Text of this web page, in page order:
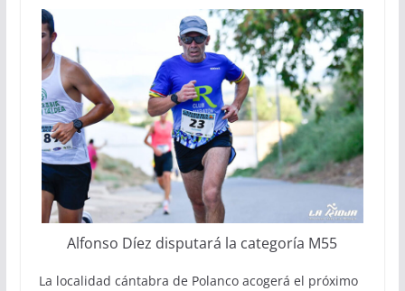
Alfonso Díez disputará la categoría M55
La localidad cántabra de Polanco acogerá el próximo